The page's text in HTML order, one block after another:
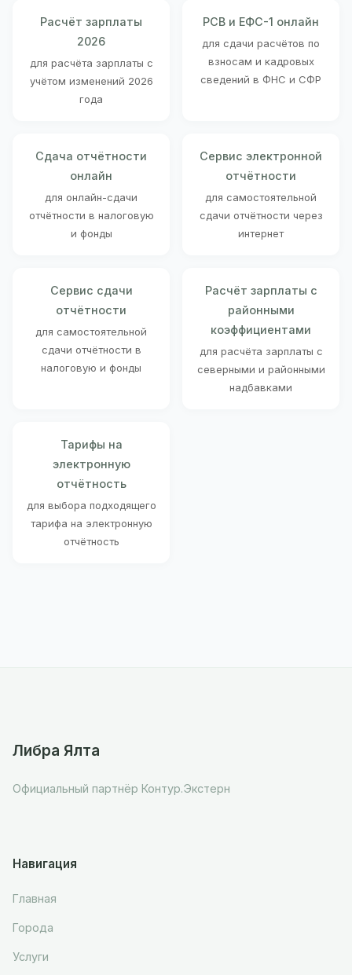
Расчёт зарплаты
2026
для расчёта зарплаты с
учётом изменений 2026
года
РСВ и ЕФС-1 онлайн
для сдачи расчётов по
взносам и кадровых
сведений в ФНС и СФР
Сдача отчётности
онлайн
для онлайн-сдачи
отчётности в налоговую
и фонды
Сервис электронной
отчётности
для самостоятельной
сдачи отчётности через
интернет
Сервис сдачи
отчётности
для самостоятельной
сдачи отчётности в
налоговую и фонды
Расчёт зарплаты с
районными
коэффициентами
для расчёта зарплаты с
северными и районными
надбавками
Тарифы на
электронную
отчётность
для выбора подходящего
тарифа на электронную
отчётность
Либра Ялта
Официальный партнёр Контур.Экстерн
Навигация
Главная
Города
Услуги